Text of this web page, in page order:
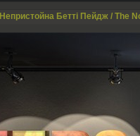
Непристойна Бетті Пейдж / The